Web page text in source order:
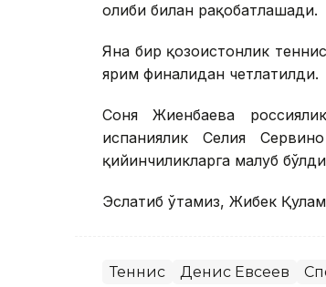
ғолиби билан рақобатлашади.
Яна бир қозоғистонлик
ярим финалидан четлатилди.
Соня Жиенбаева
испаниялик Селия
қийинчиликларга мағлуб
Эслатиб ўтамиз, Жибек
Теннис Денис Евсеев